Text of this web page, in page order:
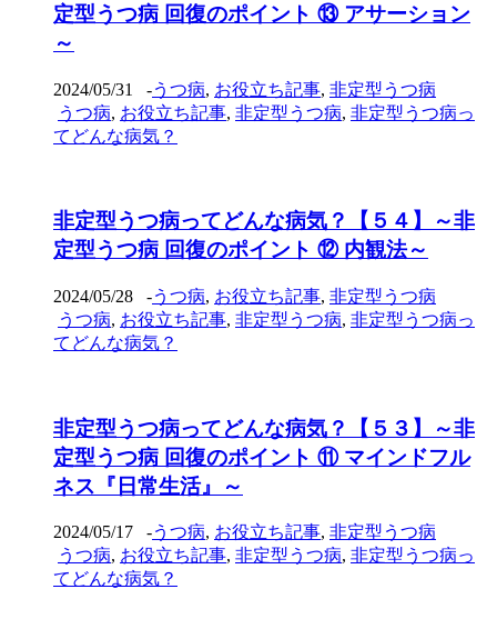
定型うつ病 回復のポイント ⑬ アサーション
～
2024/05/31 -うつ病, お役立ち記事, 非定型うつ病
うつ病, お役立ち記事, 非定型うつ病, 非定型うつ病っ
てどんな病気？
非定型うつ病ってどんな病気？【５４】～非
定型うつ病 回復のポイント ⑫ 内観法～
2024/05/28 -うつ病, お役立ち記事, 非定型うつ病
うつ病, お役立ち記事, 非定型うつ病, 非定型うつ病っ
てどんな病気？
非定型うつ病ってどんな病気？【５３】～非
定型うつ病 回復のポイント ⑪ マインドフル
ネス『日常生活』～
2024/05/17 -うつ病, お役立ち記事, 非定型うつ病
うつ病, お役立ち記事, 非定型うつ病, 非定型うつ病っ
てどんな病気？